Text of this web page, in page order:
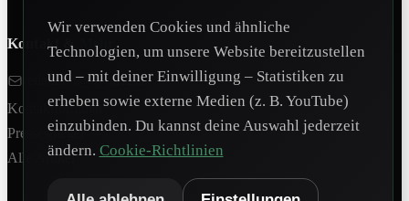
Kontakt & Mehr
redaktion@tivoli12.at
Kontaktformular
Pressespiegel
Alle Artikel
Wir verwenden Cookies und ähnliche
Technologien, um unsere Website bereitzustellen
und – mit deiner Einwilligung – Statistiken zu
erheben sowie externe Medien (z. B. YouTube)
einzubinden. Du kannst deine Auswahl jederzeit
ändern. Cookie-Richtlinien